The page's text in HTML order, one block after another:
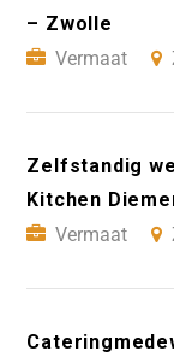
– Zwolle
Vermaat
Zelfstandig
Kitchen
Vermaat